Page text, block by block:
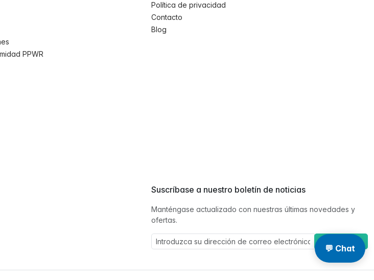
PPWR
Política de privacidad
Contacto
Blog
Suscríbase a nuestro boletín de noticias
Manténgase actualizado con nuestras últimas novedades y
ofertas.
Suscríbase a
💬 Chat